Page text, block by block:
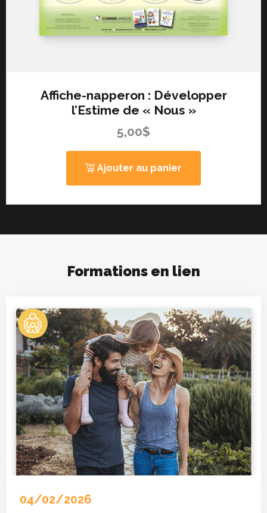
Affiche-napperon : Développer
l’Estime de « Nous »
5,00$
Ajouter au panier
Formations en lien
04/02/2026